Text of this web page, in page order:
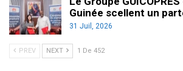
Guinée scellent un
31 Juil, 2026
PREV NEXT 1 De 452